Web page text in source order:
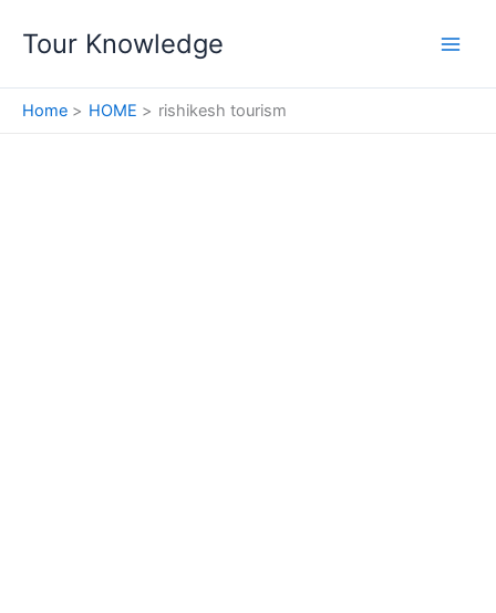
Tour Knowledge
Home HOME rishikesh tourism